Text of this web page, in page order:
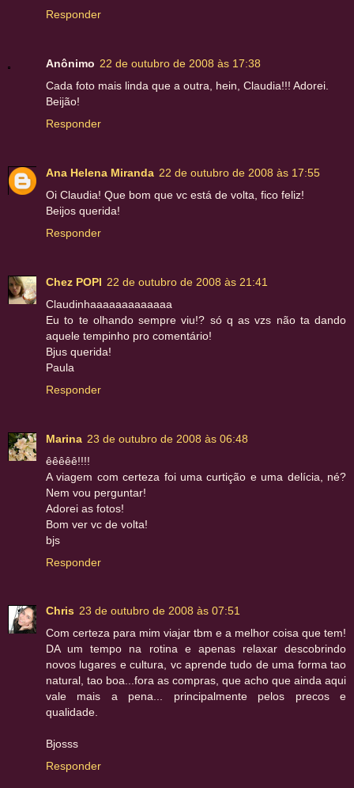
Responder
Anônimo 22 de outubro de 2008 às 17:38
Cada foto mais linda que a outra, hein, Claudia!!! Adorei.
Beijão!
Responder
Ana Helena Miranda 22 de outubro de 2008 às 17:55
Oi Claudia! Que bom que vc está de volta, fico feliz!
Beijos querida!
Responder
Chez POPI 22 de outubro de 2008 às 21:41
Claudinhaaaaaaaaaaaaa
Eu to te olhando sempre viu!? só q as vzs não ta dando
aquele tempinho pro comentário!
Bjus querida!
Paula
Responder
Marina 23 de outubro de 2008 às 06:48
êêêêê!!!!
A viagem com certeza foi uma curtição e uma delícia, né?
Nem vou perguntar!
Adorei as fotos!
Bom ver vc de volta!
bjs
Responder
Chris 23 de outubro de 2008 às 07:51
Com certeza para mim viajar tbm e a melhor coisa que tem!
DA um tempo na rotina e apenas relaxar descobrindo
novos lugares e cultura, vc aprende tudo de uma forma tao
natural, tao boa...fora as compras, que acho que ainda aqui
vale mais a pena... principalmente pelos precos e
qualidade.
Bjosss
Responder